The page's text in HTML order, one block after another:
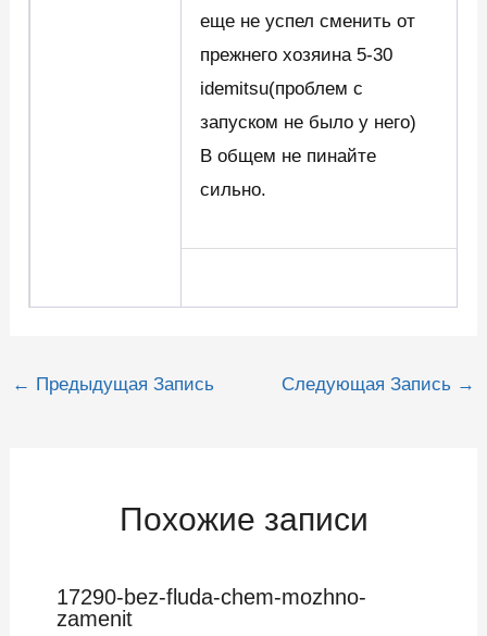
еще не успел сменить от
прежнего хозяина 5-30
idemitsu(проблем с
запуском не было у него)
В общем не пинайте
сильно.
Навигация
← Предыдущая Запись Следующая Запись →
Похожие записи
17290-bez-fluda-chem-mozhno-
zamenit